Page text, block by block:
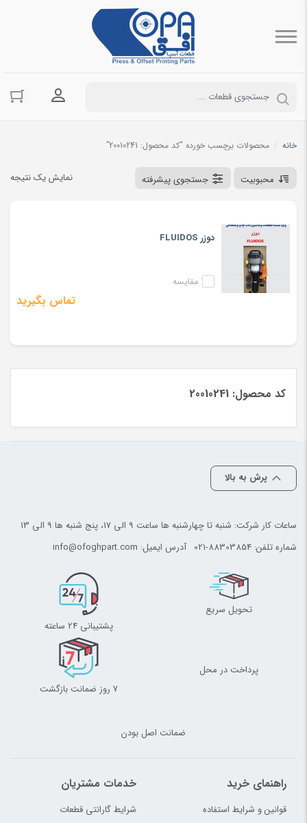
ورود به
خانه / محصولات برچسب خورده “کد محصول: 20010241”
نمایش یک نتیجه محبوبیت جستجوی پیشرفته
دوزر FLUIDOS
مقایسه
تماس بگیرید
کد محصول: 20010241
پرش به بالا
ساعات کار شرکت: شنبه تا چهارشنبه ها ساعت 9 الی 17، پنج شنبه ها 9 الی 13
شماره تلفن: 021-88303854 آدرس ایمیل: info@ofoghpart.com
تحویل سریع
پشتیبانی 24 ساعته
پرداخت در محل
7 روز ضمانت بازگشت
ضمانت اصل بودن
راهنمای خرید
قوانین و شرایط استفاده
خدمات مشتریان
شرایط گارانتی قطعات